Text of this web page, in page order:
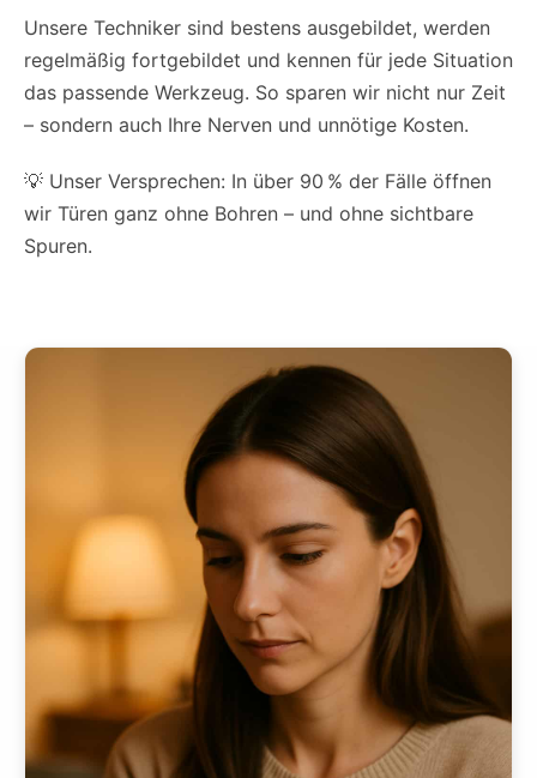
Unsere Techniker sind bestens ausgebildet, werden
regelmäßig fortgebildet und kennen für jede Situation
das passende Werkzeug. So sparen wir nicht nur Zeit
– sondern auch Ihre Nerven und unnötige Kosten.
💡 Unser Versprechen: In über 90 % der Fälle öffnen
wir Türen ganz ohne Bohren – und ohne sichtbare
Spuren.